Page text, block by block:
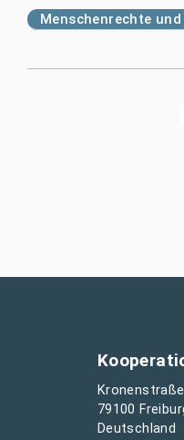
Menschenrechte
79100
Deutschland